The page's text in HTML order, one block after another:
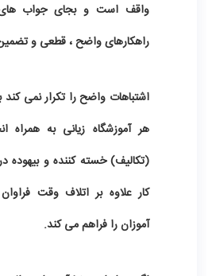
واقف است و بجای جواب
راهکارهای واضح ، قطعی و
اشتباهات واضح را تکرار نمی کند
(تکالیف) خسته کننده و بیهوده
کار علاوه بر اتلاف وقت
آموزان را فراهم می کند.